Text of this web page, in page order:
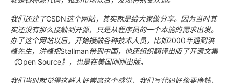
我们还建了CSDN这个网站，其实就是给大家做分享。因为当时其
实还没有那么接触到开源，只是从程序员的一个本能的需求出发。
办了这个网站以后，开始接触各种技术人员，比如2000年遇到洪
峰先生，洪峰把Stallman带到中国，他还组织翻译出版了开源文集
《Open Source》，也是在美国刚刚出版。
我们当时就觉得这群人好崇高这个感觉，我们写代码好像要挣钱，